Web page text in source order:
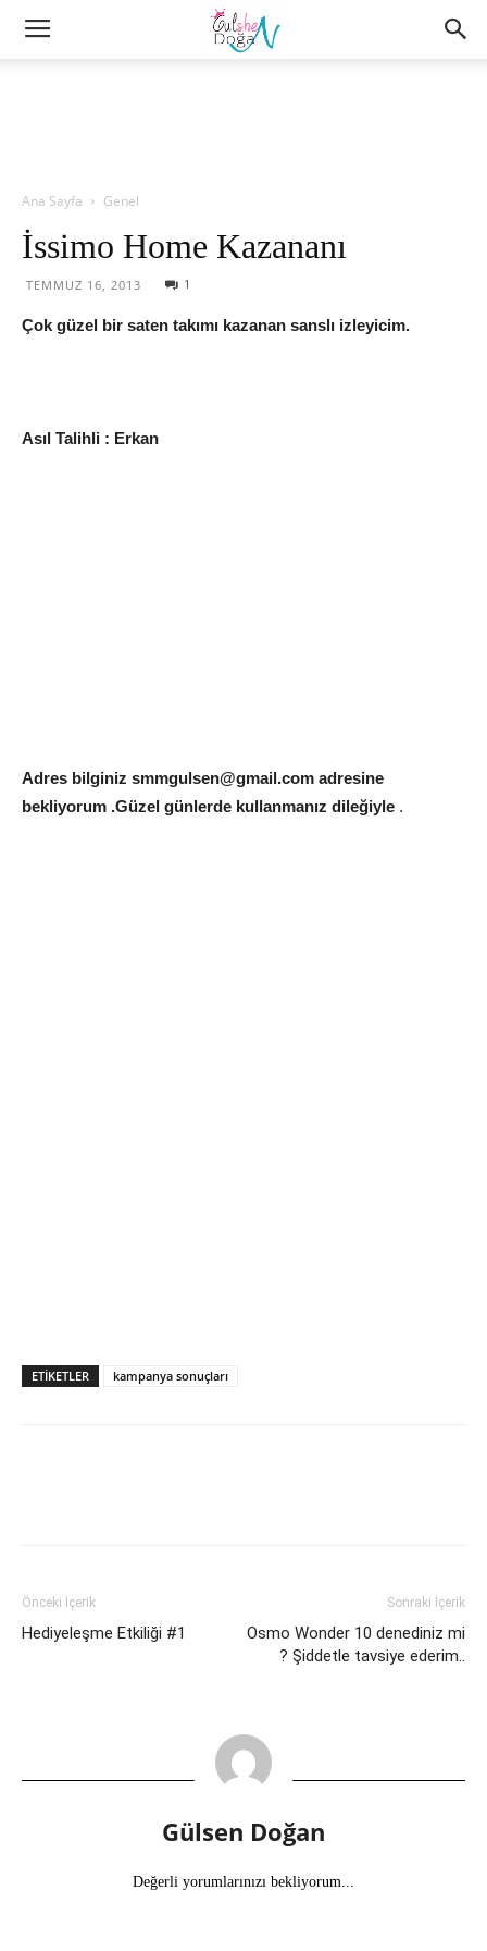
Ana Sayfa Genel
İssimo Home Kazananı
TEMMUZ 16, 2013 1
Çok güzel bir saten takımı kazanan sanslı izleyicim.
Asıl Talihli : Erkan
Adres bilginiz smmgulsen@gmail.com adresine
bekliyorum .Güzel günlerde kullanmanız dileğiyle .
ETIKETLER kampanya sonuçları
Önceki İçerik
Hediyeleşme Etkiliği #1
Sonraki İçerik
Osmo Wonder 10 denediniz mi
? Şiddetle tavsiye ederim..
Gülsen Doğan
Değerli yorumlarınızı bekliyorum...